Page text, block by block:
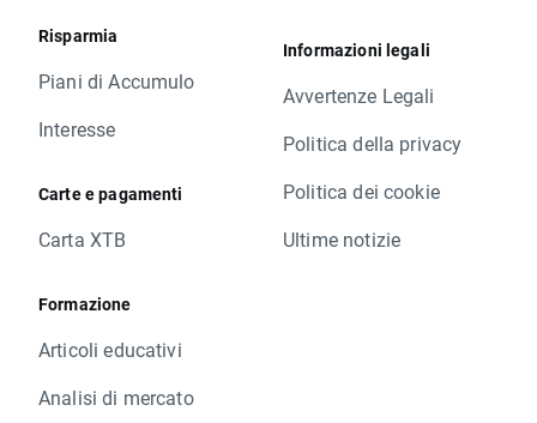
Risparmia
Piani di Accumulo
Interesse
Carte e pagamenti
Carta XTB
Formazione
Articoli educativi
Analisi di mercato
Informazioni legali
Avvertenze Legali
Politica della privacy
Politica dei cookie
Ultime notizie